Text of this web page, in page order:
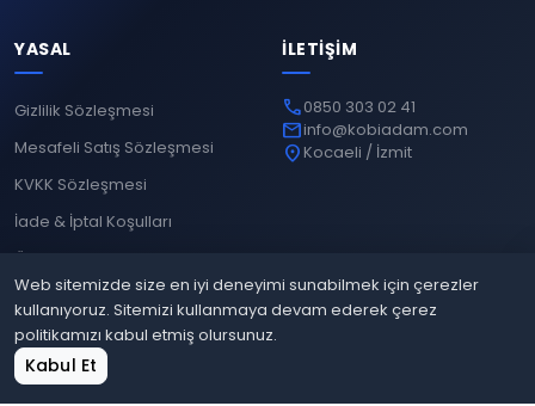
Web sitemizde size en iyi deneyimi sunabilmek için çerezler
kullanıyoruz. Sitemizi kullanmaya devam ederek çerez
politikamızı kabul etmiş olursunuz.
Kabul Et
YASAL
Gizlilik Sözleşmesi
Mesafeli Satış Sözleşmesi
KVKK Sözleşmesi
İade & İptal Koşulları
Ödeme Yöntemleri
İLETIŞIM
phone0850 303 02 41
mailinfo@kobiadam.com
location_on Kocaeli / İzmit
Kobiadam
home
Ana Sayfa